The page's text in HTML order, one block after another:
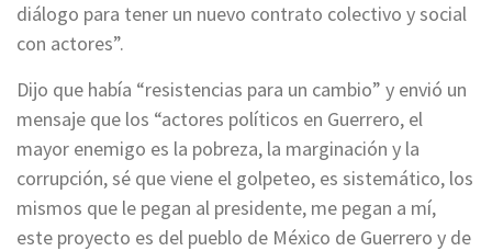
diálogo para tener un nuevo contrato colectivo y social
con actores”.
Dijo que había “resistencias para un cambio” y envió un
mensaje que los “actores políticos en Guerrero, el
mayor enemigo es la pobreza, la marginación y la
corrupción, sé que viene el golpeteo, es sistemático, los
mismos que le pegan al presidente, me pegan a mí,
este proyecto es del pueblo de México de Guerrero y de